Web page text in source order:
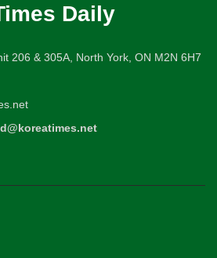
Daily
206 & 305A, North York, ON M2N 6H7